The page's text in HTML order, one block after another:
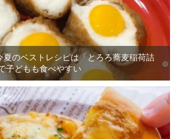
夏のベストレシピは「とろろ蕎麦稲荷詰
子どもも食べやすい